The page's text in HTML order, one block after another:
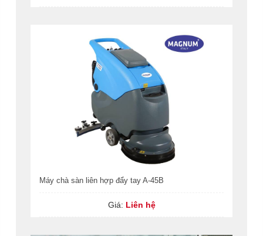
Máy chà sàn liên hợp đẩy tay A-45B
Giá: Liên hệ